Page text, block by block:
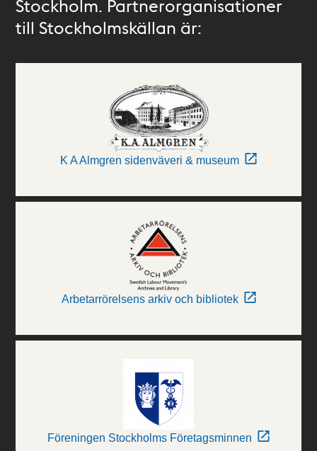
Stockholm. Partnerorganisationer
till Stockholmskällan är:
K A Almgren sidenväveri & museum
Arbetarrörelsens arkiv och bibliotek
Föreningen Stockholms Företagsminnen